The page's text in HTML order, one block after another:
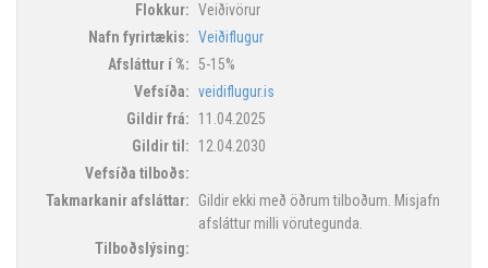
Veiðivörur
Veiðiflugur
5-15%
veidiflugur.is
11.04.2025
12.04.2030
Gildir ekki með öðrum tilboðum. Misjafn
afsláttur milli vörutegunda.